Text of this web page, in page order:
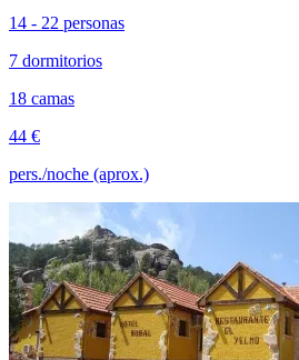
14 - 22 personas
7 dormitorios
18 camas
44 €
pers./noche (aprox.)